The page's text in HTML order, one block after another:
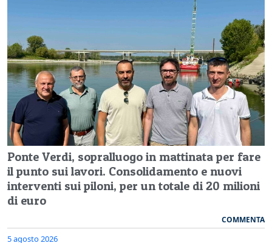
Ponte Verdi, sopralluogo in mattinata per fare
il punto sui lavori. Consolidamento e nuovi
interventi sui piloni, per un totale di 20 milioni
di euro
COMMENTA
5 agosto 2026